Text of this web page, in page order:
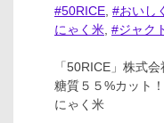
#50RICE #おいし
にゃく米 #ジャク
「50RICE」株式
糖質５５%カット
にゃく米